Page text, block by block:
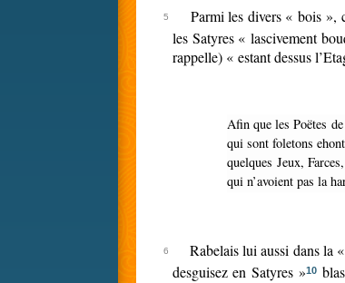
Parmi les divers « bois »,
les Satyres « lascivement
rappelle) « estant dessus
Afin que les Poëtes de ce siecle-là peussent taxer plus librement les vices et les defauts voluptueux et lascifs de chacun, ils introduisoient devant tous quelques Satyres […]
qui sont foletons
quelques Jeux,
qui n’avoient pas la
Rabelais lui aussi dans la
desguisez en Satyres »10